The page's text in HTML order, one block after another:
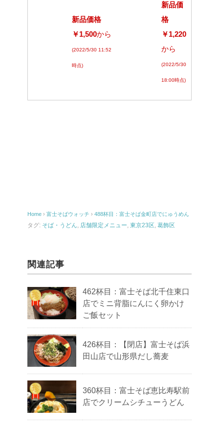
新品価格
￥1,500から
(2022/5/30 11:52
時点)
新品価
格
￥1,220
から
(2022/5/30
18:00時点)
Home › 富士そばウォッチ › 488杯目：富士そば金町店でにゅうめん
タグ: そば・うどん 店舗限定メニュー 東京23区 葛飾区
関連記事
462杯目：富士そば北千住東口
店でミニ背脂にんにく卵かけ
ご飯セット
426杯目：【閉店】富士そば浜
田山店で山形県だし蕎麦
360杯目：富士そば恵比寿駅前
店でクリームシチューうどん